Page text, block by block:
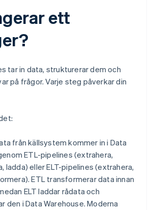
ett
tar in data, strukturerar dem och
på frågor. Varje steg påverkar din
från källsystem kommer in i Data
ETL-pipelines (extrahera,
ladda) eller ELT-pipelines (extrahera,
ETL transformerar data innan
ELT laddar rådata och
den i Data Warehouse. Moderna